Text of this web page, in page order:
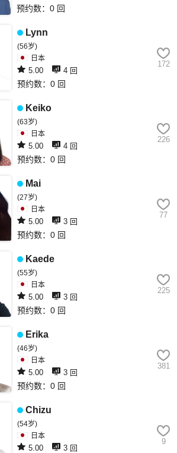
预约数：0 回
Lynn
(56岁)
日本
5.00 4 回
预约数：0 回
172
Keiko
(63岁)
日本
5.00 4 回
预约数：0 回
226
Mai
(27岁)
日本
5.00 3 回
预约数：0 回
77
Kaede
(55岁)
日本
5.00 3 回
预约数：0 回
225
Erika
(46岁)
日本
5.00 3 回
预约数：0 回
381
Chizu
(54岁)
日本
5.00 3 回
9